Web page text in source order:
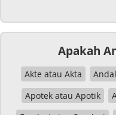
Apakah
Akte atau Akta
Apotek atau Apotik